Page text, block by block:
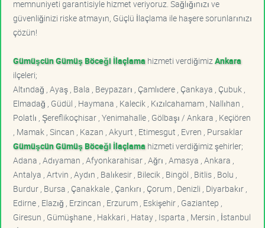
memnuniyeti garantisiyle hizmet veriyoruz. Sağlığınızı ve
güvenliğinizi riske atmayın, Güçlü İlaçlama ile haşere sorunlarınızı
çözün!
Gümüşcün Gümüş Böceği İlaçlama hizmeti verdiğimiz Ankara
ilçeleri;
Altındağ , Ayaş , Bala , Beypazarı , Çamlıdere , Çankaya , Çubuk ,
Elmadağ , Güdül , Haymana , Kalecik , Kızılcahamam , Nallıhan ,
Polatlı , Şereflikoçhisar , Yenimahalle , Gölbaşı / Ankara , Keçiören
, Mamak , Sincan , Kazan , Akyurt , Etimesgut , Evren , Pursaklar
Gümüşcün Gümüş Böceği İlaçlama hizmeti verdiğimiz şehirler;
Adana , Adıyaman , Afyonkarahisar , Ağrı , Amasya , Ankara ,
Antalya , Artvin , Aydın , Balıkesir , Bilecik , Bingöl , Bitlis , Bolu ,
Burdur , Bursa , Çanakkale , Çankırı , Çorum , Denizli , Diyarbakır ,
Edirne , Elazığ , Erzincan , Erzurum , Eskişehir , Gaziantep ,
Giresun , Gümüşhane , Hakkari , Hatay , Isparta , Mersin , İstanbul